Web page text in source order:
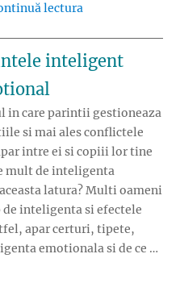
lectura
inteligent
in care parintii gestioneaza
si mai ales conflictele
intre ei si copiii lor tine
mult de inteligenta
latura? Multi oameni
inteligenta si efectele
apar certuri, tipete,
emotionala si de ce …